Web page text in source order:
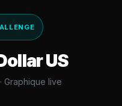
US
Graphique live